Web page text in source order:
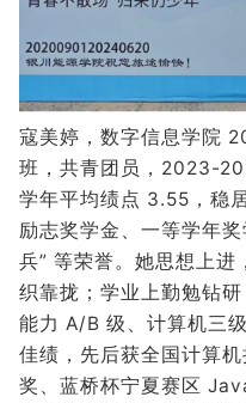
寇美婷，数字信息学院
班，共青团员，2023-
学年平均绩点 3.55，稳
励志奖学金、一等学年
兵” 等荣誉。她思想上进
织靠拢；学业上勤勉钻
能力 A/B 级、计算机三
佳绩，先后获全国计算
奖、蓝桥杯宁夏赛区